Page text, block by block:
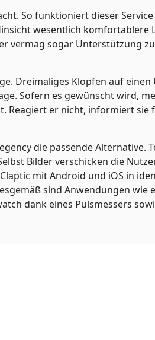
So funktioniert dieser
wesentlich komfortablere
vermag sogar Unterstützung
Dreimaliges Klopfen auf
Sofern es gewünscht wird,
Reagiert er nicht, informiert sie
die passende Alternative.
Bilder verschicken die
mit Android und iOS in
sind Anwendungen wie
dank eines Pulsmessers